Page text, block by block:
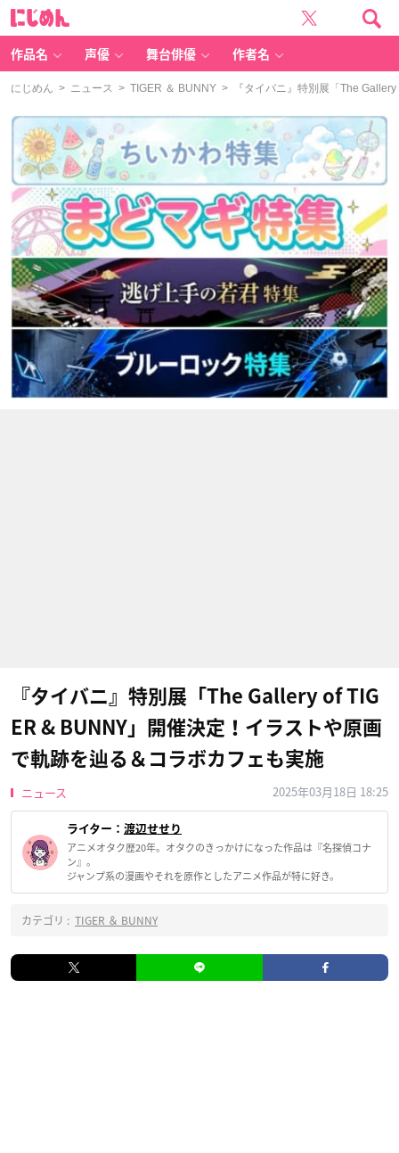
作品名 声優 舞台俳優 作者名
にじめん > ニュース > TIGER ＆ BUNNY > 『タイバニ』特別展「The
『タイバニ』特別展「The Gallery of TIG
ER & BUNNY」開催決定！イラストや原画
で軌跡を辿る＆コラボカフェも実施
ニュース 2025年03月18日 18:25
ライター： 渡辺せせり
アニメオタク歴20年。オタクのきっかけになった作品は『名探偵コナ
ン』。
ジャンプ系の漫画やそれを原作としたアニメ作品が特に好き。
カテゴリ : TIGER ＆ BUNNY